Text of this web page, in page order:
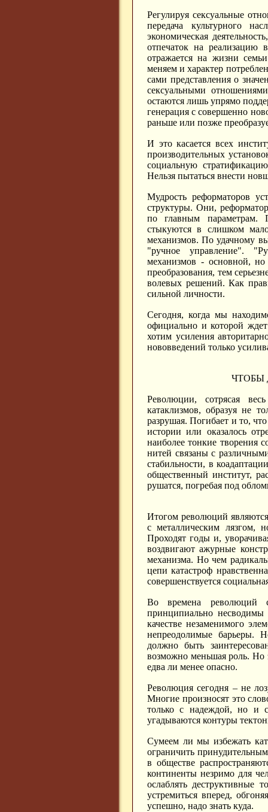
Регулируя сексуальные
передача культурного
экономическая
отпечаток на
отражается на жизни
меняем и характер
сами представления о
сексуальными
остаются лишь упрямо
генерация с совершенно
раньше или позже
И это касается всех
производительных
социальную
Нельзя пытаться внести
Мудрость реформаторов
структуры. Они,
по главным параметрам.
стыкуются в слишком
механизмов. По удачному
"ручное управление".
механизмов - основной,
преобразования, тем
волевых решений. Как
сильной личности.
Сегодня, когда мы
официально и которой
хотим усиления
нововведений только
ЧТОБЫ
Революции, сотрясая
катаклизмов, образуя не
разрушая. Погибает и то,
истории или оказалось
наиболее тонкие творения
нитей связаны с
стабильности, в
общественный институт,
рушатся, погребая под
Итогом революций
с металлическим лязгом,
Проходят годы и,
воздвигают ажурные
механизма. Но чем
цепи катастроф
совершенствуется
Во времена революций
принципиально
качестве незаменимого
непреодолимые барьеры.
должно быть
возможно меньшая роль. Но
едва ли менее опасно.
Революция сегодня – не
Многие произносят это
только с надеждой, но и
угадываются контуры
Сумеем ли мы избежать
ограничить
в обществе
континенты незримо для
ослаблять деструктивные
устремиться вперед,
успешно, надо знать куда.